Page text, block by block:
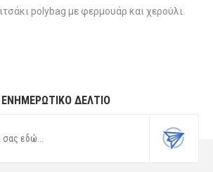
polybag με φερμουάρ και χερούλι.
ΕΝΗΜΕΡΩΤΙΚΌ ΔΕΛΤΊΟ